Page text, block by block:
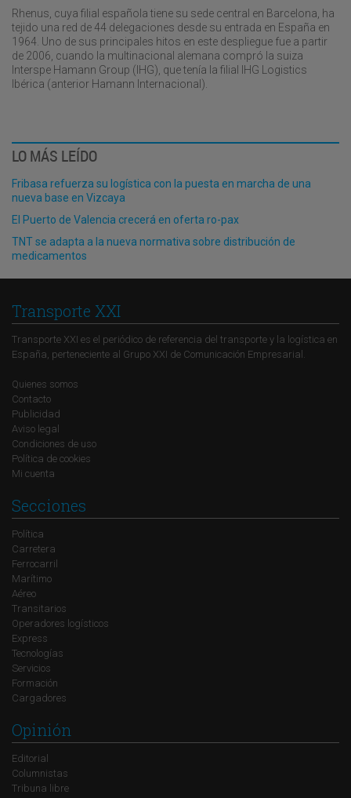
Rhenus, cuya filial española tiene su sede central en Barcelona, ha
tejido una red de 44 delegaciones desde su entrada en España en
1964. Uno de sus principales hitos en este despliegue fue a partir
de 2006, cuando la multinacional alemana compró la suiza
Interspe Hamann Group (IHG), que tenía la filial IHG Logistics
Ibérica (anterior Hamann Internacional).
LO MÁS LEÍDO
Fribasa refuerza su logística con la puesta en marcha de una
nueva base en Vizcaya
El Puerto de Valencia crecerá en oferta ro-pax
TNT se adapta a la nueva normativa sobre distribución de
medicamentos
Transporte XXI
Transporte XXI es el periódico de referencia del transporte y la logística en
España, perteneciente al Grupo XXI de Comunicación Empresarial.
Quienes somos
Contacto
Publicidad
Aviso legal
Condiciones de uso
Política de cookies
Mi cuenta
Secciones
Política
Carretera
Ferrocarril
Marítimo
Aéreo
Transitarios
Operadores logísticos
Express
Tecnologías
Servicios
Formación
Cargadores
Opinión
Editorial
Columnistas
Tribuna libre